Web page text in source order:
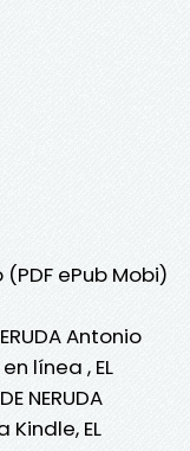
(PDF ePub Mobi)
Antonio
línea , EL
NERUDA
Kindle, EL